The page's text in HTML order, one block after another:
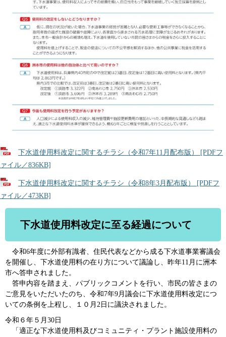
下水道使用料改定に関するチラシ（令和7年11月配布版） [PDFフ
ァイル／836KB]
下水道使用料改定に関するチラシ（令和8年3月配布版） [PDFフ
ァイル／473KB]
下水道使用料改定に至る経過について
令和6年度に外部有識者、住民代表などから成る下水道事業審議会
を開催し、下水道使用料の在り方について議論し、昨年11月に洲本
市へ答申されました。
答申内容を踏まえ、パブリックコメントを行い、市民の皆さまの
ご意見をいただいたのち、令和7年9月議会に下水道使用料改定につ
いての条例を上程し、１０月2日に議決されました。
令和６年５月30日
「適正な下水道使用料及びコミュニティ・プラント施設使用料の